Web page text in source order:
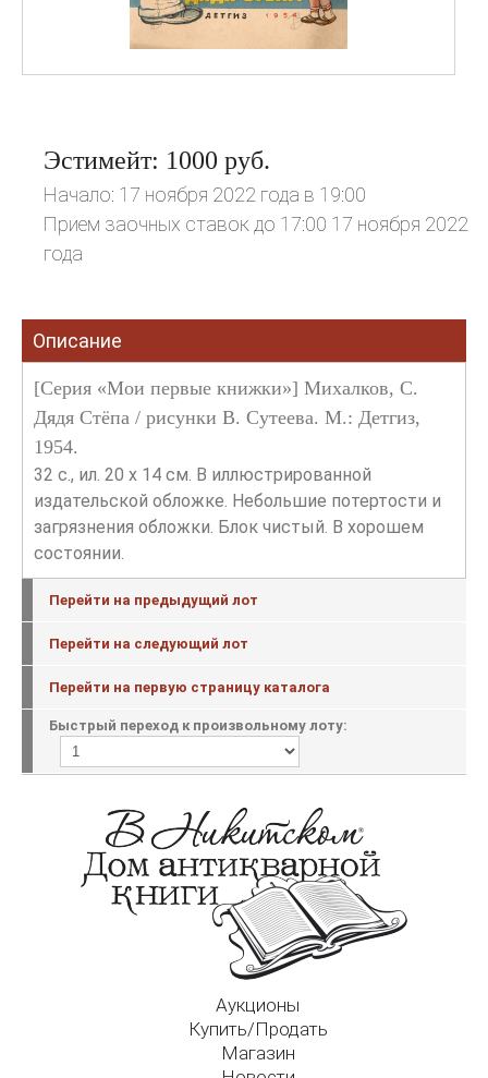
Эстимейт: 1000 руб.
Начало: 17 ноября 2022 года в 19:00
Прием заочных ставок до 17:00 17 ноября 2022
года
Описание
[Серия «Мои первые книжки»] Михалков, С.
Дядя Стёпа / рисунки В. Сутеева. М.: Детгиз,
1954.
32 с., ил. 20 х 14 см. В иллюстрированной
издательской обложке. Небольшие потертости и
загрязнения обложки. Блок чистый. В хорошем
состоянии.
Перейти на предыдущий лот
Перейти на следующий лот
Перейти на первую страницу каталога
Быстрый переход к произвольному лоту:
Аукционы
Купить/Продать
Магазин